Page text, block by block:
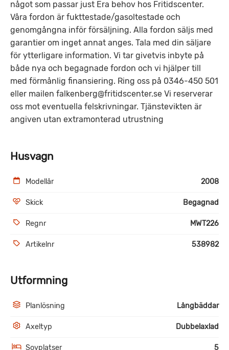
något som passar just Era behov hos Fritidscenter.
Våra fordon är fukttestade/gasoltestade och
genomgångna inför försäljning. Alla fordon säljs med
garantier om inget annat anges. Tala med din säljare
för ytterligare information. Vi tar givetvis inbyte på
både nya och begagnade fordon och vi hjälper till
med förmånlig finansiering. Ring oss på 0346-450 501
eller mailen falkenberg@fritidscenter.se Vi reserverar
oss mot eventuella felskrivningar. Tjänstevikten är
angiven utan extramonterad utrustning
Husvagn
Modellår 2008
Skick Begagnad
Regnr MWT226
Artikelnr 538982
Utformning
Planlösning Långbäddar
Axeltyp Dubbelaxlad
Sovplatser 5